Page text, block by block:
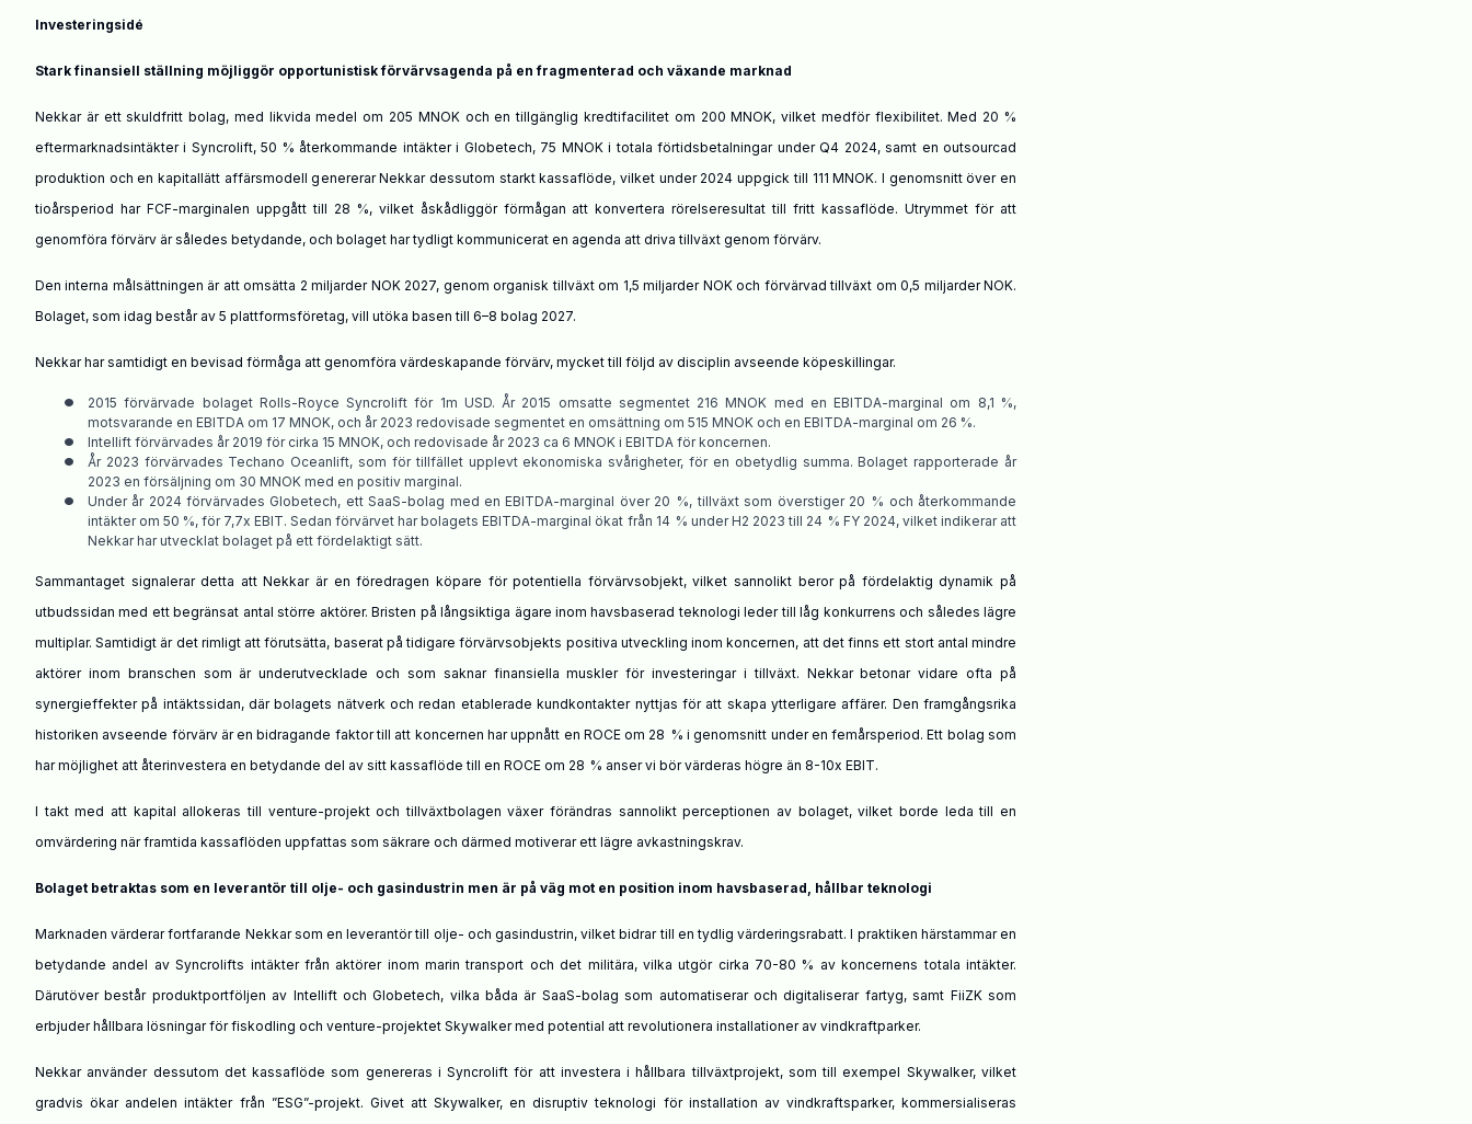
Investeringsidé
Stark finansiell ställning möjliggör opportunistisk förvärvsagenda på en fragmenterad och växande marknad
Nekkar är ett skuldfritt bolag, med likvida medel om 205 MNOK och en tillgänglig kredtifacilitet om 200 MNOK, vilket medför flexibilitet. Med 20 %
eftermarknadsintäkter i Syncrolift, 50 % återkommande intäkter i Globetech, 75 MNOK i totala förtidsbetalningar under Q4 2024, samt en outsourcad
produktion och en kapitallätt affärsmodell genererar Nekkar dessutom starkt kassaflöde, vilket under 2024 uppgick till 111 MNOK. I genomsnitt över en
tioårsperiod har FCF-marginalen uppgått till 28 %, vilket åskådliggör förmågan att konvertera rörelseresultat till fritt kassaflöde. Utrymmet för att
genomföra förvärv är således betydande, och bolaget har tydligt kommunicerat en agenda att driva tillväxt genom förvärv.
Den interna målsättningen är att omsätta 2 miljarder NOK 2027, genom organisk tillväxt om 1,5 miljarder NOK och förvärvad tillväxt om 0,5 miljarder NOK.
Bolaget, som idag består av 5 plattformsföretag, vill utöka basen till 6–8 bolag 2027.
Nekkar har samtidigt en bevisad förmåga att genomföra värdeskapande förvärv, mycket till följd av disciplin avseende köpeskillingar.
• 2015 förvärvade bolaget Rolls-Royce Syncrolift för 1m USD. År 2015 omsatte segmentet 216 MNOK med en EBITDA-marginal om 8,1 %,
motsvarande en EBITDA om 17 MNOK, och år 2023 redovisade segmentet en omsättning om 515 MNOK och en EBITDA-marginal om 26 %.
• Intellift förvärvades år 2019 för cirka 15 MNOK, och redovisade år2023 ca 6 MNOK i EBITDA för koncernen.
• År 2023 förvärvades Techano Oceanlift, som för tillfället upplevtekonomiska svårigheter, för en obetydlig summa. Bolaget rapporterade år
2023 en försäljning om 30 MNOK med en positiv marginal.
• Under år 2024 förvärvades Globetech, ett SaaS-bolag med enEBITDA-marginal över 20 %, tillväxt som överstiger 20 % och återkommande
intäkter om 50 %, för 7,7x EBIT. Sedan förvärvet har bolagets EBITDA-marginal ökat från 14 % underH2 2023 till 24 % FY 2024, vilket indikerar att
Nekkar har utvecklat bolaget på ett fördelaktigt sätt.
Sammantaget signalerardetta att Nekkar är en föredragen köpare för potentiella förvärvsobjekt, vilket sannolikt beror på fördelaktig dynamik på
utbudssidan med ett begränsat antal större aktörer. Bristen på långsiktiga ägare inom havsbaserad teknologi leder till låg konkurrens och således lägre
multiplar. Samtidigt är det rimligt att förutsätta, baserat påtidigare förvärvsobjekts positiva utveckling inom koncernen, att det finns ett stort antal mindre
aktörer inom branschen som är underutvecklade och som saknar finansiella muskler för investeringar i tillväxt. Nekkar betonar vidare ofta på
synergieffekter på intäktssidan, där bolagets nätverk och redan etablerade kundkontakter nyttjas för att skapa ytterligare affärer. Den framgångsrika
historiken avseende förvärv är en bidragande faktor till att koncernen har uppnått en ROCE om 28 % i genomsnitt under en femårsperiod. Ett bolag som
har möjlighet att återinvestera en betydande del av sitt kassaflöde till en ROCE om 28 % anser vi börvärderas högre än 8-10x EBIT.
I takt med att kapital allokeras till venture-projekt och tillväxtbolagen växer förändras sannolikt perceptionen av bolaget, vilket borde leda till en
omvärdering när framtida kassaflöden uppfattas som säkrare och därmed motiverar ett lägre avkastningskrav.
Bolaget betraktas som en leverantör till olje- och gasindustrin men är på väg mot en position inom havsbaserad, hållbar teknologi
Marknaden värderar fortfarande Nekkar som en leverantör till olje- och gasindustrin, vilket bidrar till en tydlig värderingsrabatt. I praktiken härstammar en
betydande andel av Syncrolifts intäkter från aktörer inom marin transport och det militära, vilka utgör cirka 70-80 % av koncernens totala intäkter.
Därutöver består produktportföljen av Intellift och Globetech, vilka båda är SaaS-bolag som automatiserar och digitaliserar fartyg, samt FiiZK som
erbjuder hållbara lösningar för fiskodling och venture-projektet Skywalker med potential att revolutionera installationer av vindkraftparker.
Nekkar använder dessutom det kassaflöde som genereras i Syncrolift för att investera i hållbara tillväxtprojekt, som till exempel Skywalker, vilket
gradvis ökar andelen intäkter från ”ESG”-projekt. Givet att Skywalker, endisruptiv teknologi för installation av vindkraftsparker, kommersialiseras